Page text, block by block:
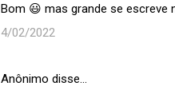
Bom 😃 mas grande se escreve
4/02/2022
Anônimo disse…